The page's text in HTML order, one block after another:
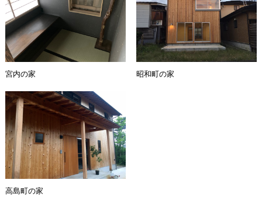
宮内の家 昭和町の家
高島町の家